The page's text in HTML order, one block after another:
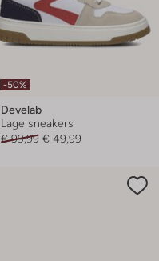
-50%
Develab
Lage sneakers
€ 99,99 € 49,99